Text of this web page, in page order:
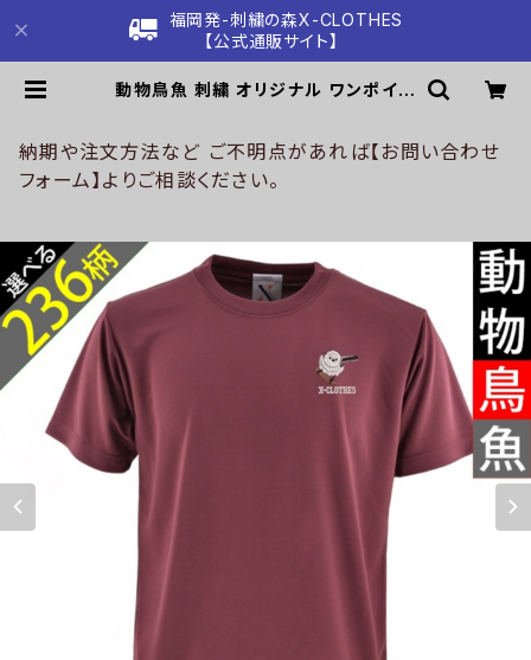
福岡発-刺繍の森X-CLOTHES
【公式通販サイト】
動物鳥魚 刺繍 オリジナル ワンポイン
UVカット 雑貨 グッズ オリジナル 自
社ブランド 柄 馬 豚 魚 クリスマス メ
ンズ レディース ori-am-tst7-r06
納期や注文方法など ご不明点があれば【お問い合わせ
フォーム】よりご相談ください。